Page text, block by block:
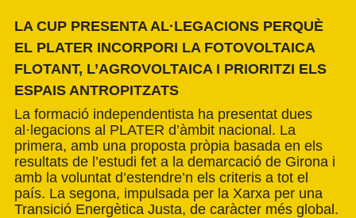
LA CUP PRESENTA AL·LEGACIONS PERQUÈ
EL PLATER INCORPORI LA FOTOVOLTAICA
FLOTANT, L’AGROVOLTAICA I PRIORITZI ELS
ESPAIS ANTROPITZATS
La formació independentista ha presentat dues
al·legacions al PLATER d’àmbit nacional. La
primera, amb una proposta pròpia basada en els
resultats de l’estudi fet a la demarcació de Girona i
amb la voluntat d’estendre’n els criteris a tot el
país. La segona, impulsada per la Xarxa per una
Transició Energètica Justa, de caràcter més global.